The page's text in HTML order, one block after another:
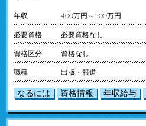
年収 400万円～500万円
必要資格 必要資格なし
資格区分 資格なし
職種 出版・報道
なるには 資格情報 年収給与